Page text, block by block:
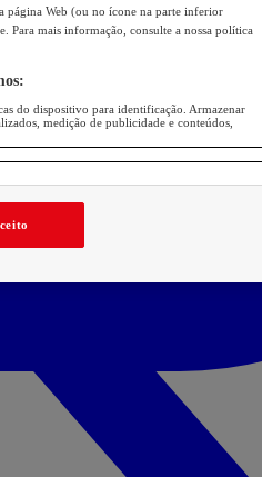
página Web (ou no ícone na parte inferior
Para mais informação, consulte a nossa política
do dispositivo para identificação. Armazenar
medição de publicidade e conteúdos,